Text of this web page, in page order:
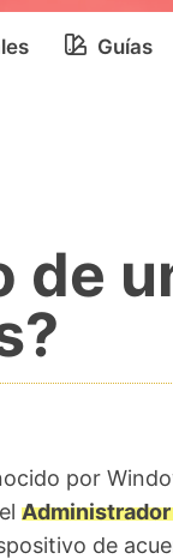
Guías
de
por
Administrador
de